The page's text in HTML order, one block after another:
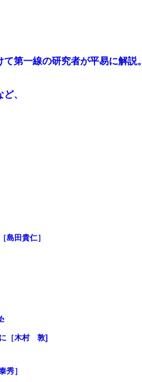
第一線の研究者が平易に解説。
、
田貴仁］
に［木村 敦]
］